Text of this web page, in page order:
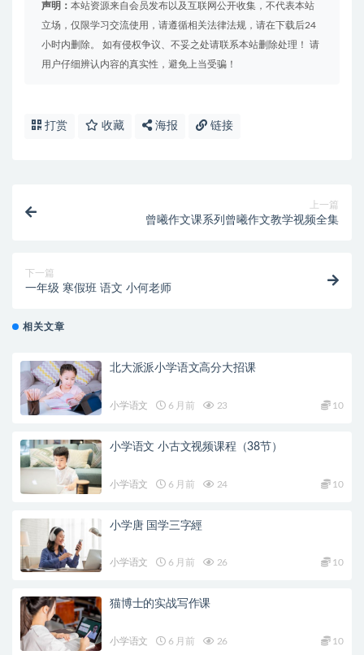
声明： 本站资源来自会员发布以及互联网公开收集，不代表本站
立场，仅限学习交流使用，请遵循相关法律法规，请在下载后24
小时内删除。 如有侵权争议、不妥之处请联系本站删除处理！ 请
用户仔细辨认内容的真实性，避免上当受骗！
打赏 收藏 海报 链接
上一篇
曾曦作文课系列曾曦作文教学视频全集
下一篇
一年级 寒假班 语文 小何老师
相关文章
北大派派小学语文高分大招课
小学语文 6 月前 23 10
小学语文 小古文视频课程（38节）
小学语文 6 月前 24 10
小学唐 国学三字經
小学语文 6 月前 26 10
猫博士的实战写作课
小学语文 6 月前 26 10